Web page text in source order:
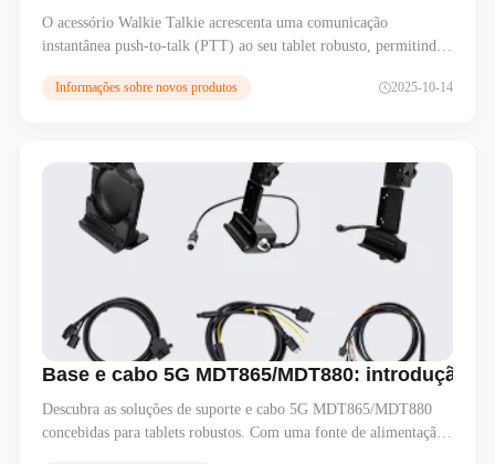
O acessório Walkie Talkie acrescenta uma comunicação
instantânea push-to-talk (PTT) ao seu tablet robusto, permitindo
gestão de frotas, logística e segurança pública, garante uma
Informações sobre novos produtos 2025-10-14
Base e cabo 5G MDT865/MDT880: introdução
Descubra as soluções de suporte e cabo 5G MDT865/MDT880
concebidas para tablets robustos. Com uma fonte de alimentação